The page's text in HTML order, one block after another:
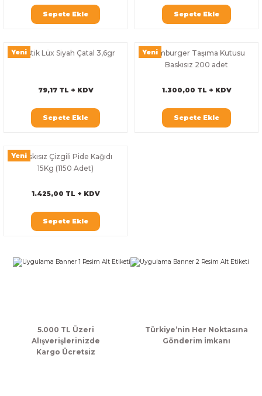
Sepete Ekle Sepete Ekle
Yeni
Plastik Lüx Siyah Çatal 3,6gr
79,17 TL + KDV
Sepete Ekle
Yeni
Hamburger Taşıma Kutusu
Baskısız 200 adet
1.300,00 TL + KDV
Sepete Ekle
YeniBaskısız Çizgili Pide Kağıdı
15Kg (1150 Adet)
1.425,00 TL + KDV
Sepete Ekle
5.000 TL Üzeri
Alışverişlerinizde
Kargo Ücretsiz
Türkiye’nin Her Noktasına
Gönderim İmkanı